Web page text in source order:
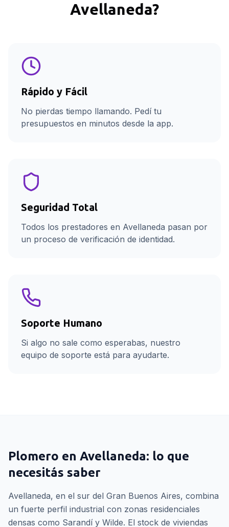
Avellaneda?
Rápido y Fácil
No pierdas tiempo llamando. Pedí tu
presupuestos en minutos desde la app.
Seguridad Total
Todos los prestadores en Avellaneda pasan por
un proceso de verificación de identidad.
Soporte Humano
Si algo no sale como esperabas, nuestro
equipo de soporte está para ayudarte.
Plomero en Avellaneda: lo que
necesitás saber
Avellaneda, en el sur del Gran Buenos Aires, combina
un fuerte perfil industrial con zonas residenciales
densas como Sarandí y Wilde. El stock de viviendas